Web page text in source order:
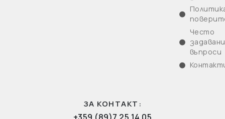
Често
задавани
въпроси
ЗА КОНТАКТ:
+359 (89)7 25 14 05